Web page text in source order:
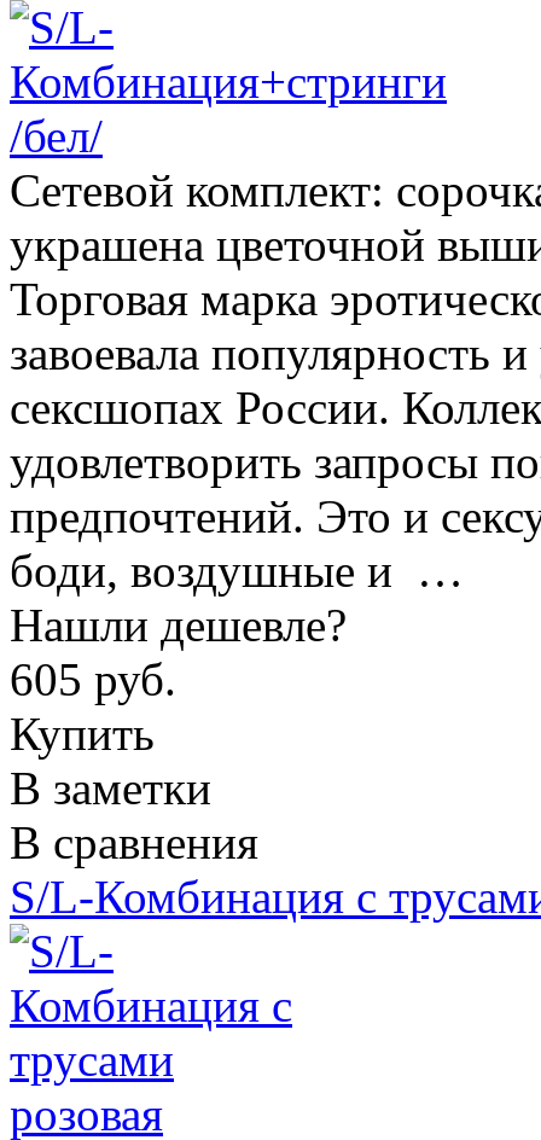
Сетевой комплект:
украшена цветочной
Торговая марка
завоевала популярность
сексшопах России.
удовлетворить запросы
предпочтений. Это и
боди, воздушные и …
Нашли дешевле?
605 руб.
Купить
В заметки
В сравнения
S/L-Комбинация с